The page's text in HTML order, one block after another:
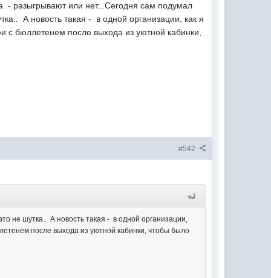
- разыгрывают или нет...Сегодня сам подумал
А новость такая - в одной организации, как я
бюллетенем после выхода из уютной кабинки,
#542
не шутка.. А новость такая - в одной организации,
после выхода из уютной кабинки, чтобы было